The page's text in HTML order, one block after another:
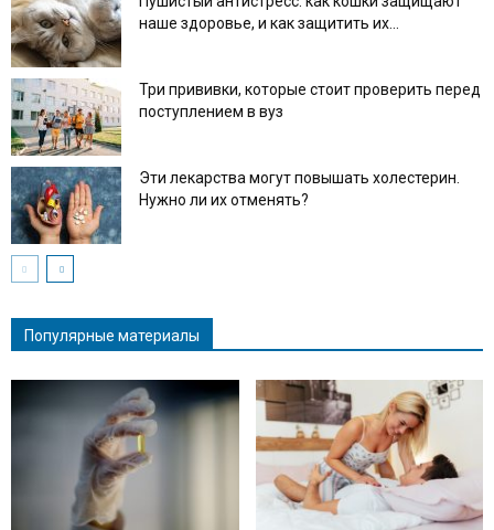
наше здоровье, и как защитить их...
Три прививки, которые стоит проверить перед
поступлением в вуз
Эти лекарства могут повышать холестерин.
Нужно ли их отменять?
Популярные материалы